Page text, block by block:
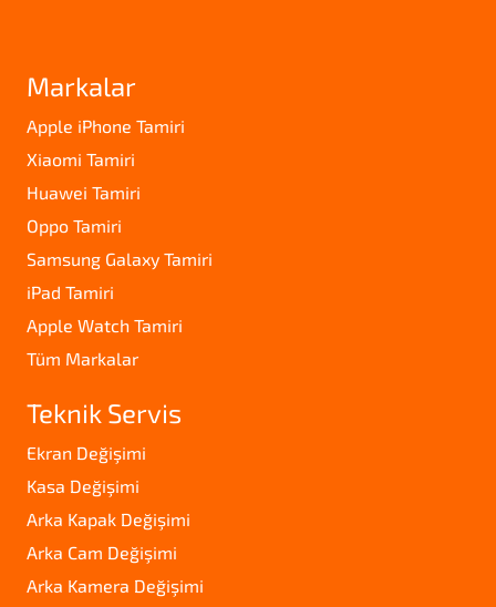
Markalar
Apple iPhone Tamiri
Xiaomi Tamiri
Huawei Tamiri
Oppo Tamiri
Samsung Galaxy Tamiri
iPad Tamiri
Apple Watch Tamiri
Tüm Markalar
Teknik Servis
Ekran Değişimi
Kasa Değişimi
Arka Kapak Değişimi
Arka Cam Değişimi
Arka Kamera Değişimi